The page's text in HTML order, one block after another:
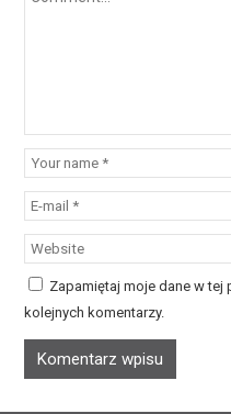
Zapamiętaj moje dane w
kolejnych komentarzy.